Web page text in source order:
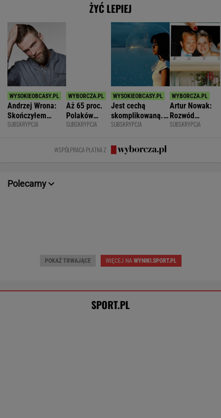
ŻYĆ LEPIEJ
Andrzej Wrona:
Skończyłem
karierę, bo
SUBSKRYPCJA
Aż 65 proc.
Polaków
odczuwa
Nie ćwiczy w
ogóle
SUBSKRYPCJA
Jest cechą
skomplikowaną.
Sprawia, że silniej
SUBSKRYPCJA
Artur Nowak:
Rozwód
odsłania dużo
SUBSKRYPCJA
WSPÓŁPRACA PŁATNA Z
Polecamy
POKAŻ TRWAJĄCE WIĘCEJ NA WYNIKI.SPORT.PL
SPORT.PL